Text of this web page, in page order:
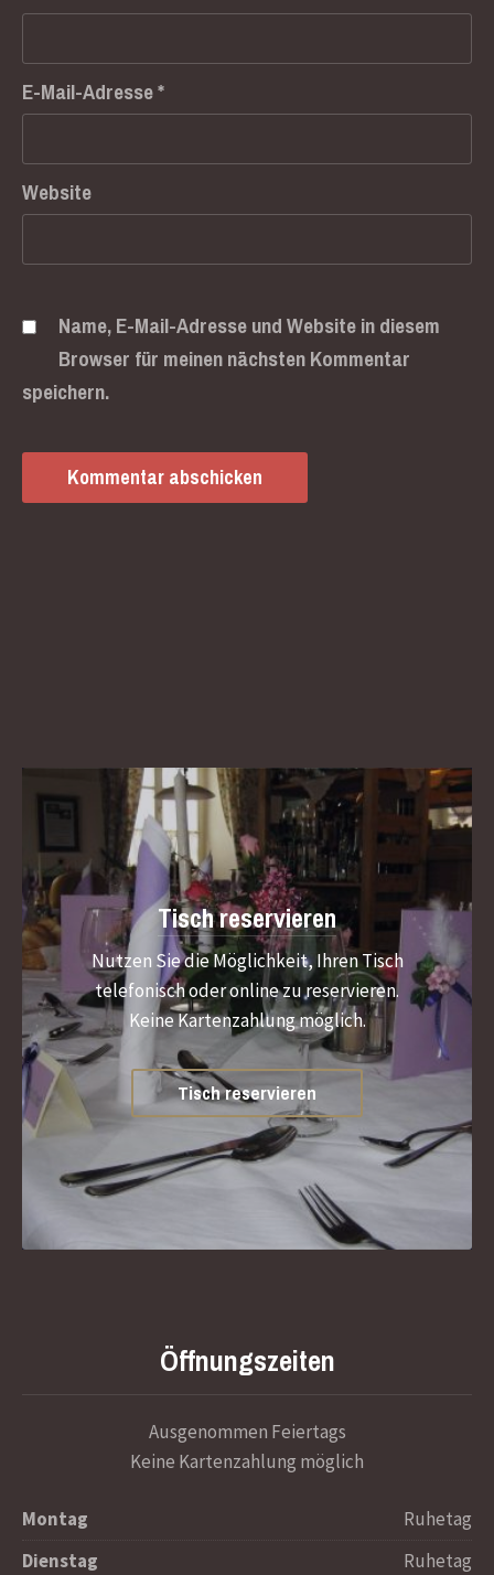
E-Mail-Adresse*
Website
Name, E-Mail-Adresse und Website in diesem
Browser für meinen nächsten Kommentar
speichern.
Tisch reservieren
Nutzen Sie die Möglichkeit, Ihren Tisch
telefonisch oder online zu reservieren.
Keine Kartenzahlung möglich.
Tisch reservieren
Öffnungszeiten
Ausgenommen Feiertags
Keine Kartenzahlung möglich
Montag
Ruhetag
Dienstag
Ruhetag